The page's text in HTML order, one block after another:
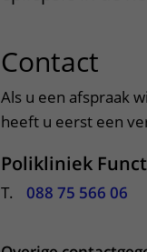
Wijzigen patiëntgegevens
Contact
Als u een afspraak
heeft u eerst een
Polikliniek
T. 088 75 566 06